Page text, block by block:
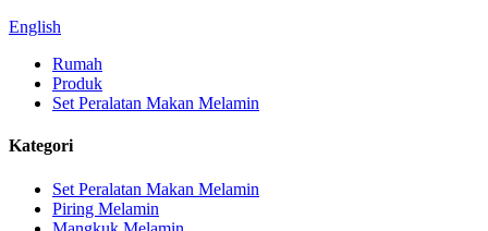
English
Rumah
Produk
Set Peralatan Makan Melamin
Kategori
Set Peralatan Makan Melamin
Piring Melamin